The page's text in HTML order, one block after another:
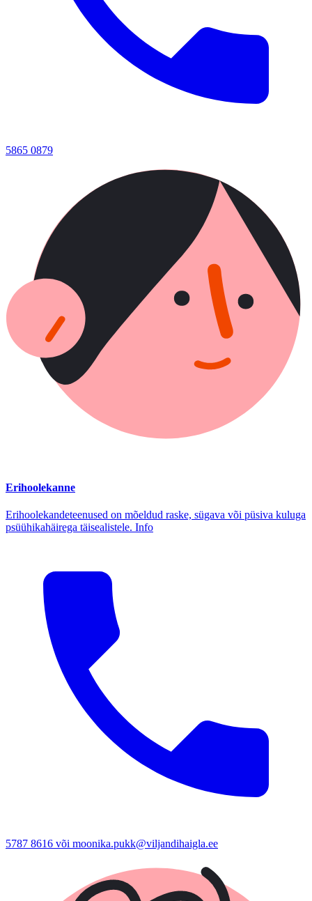
5865 0879
Erihoolekanne
Erihoolekandeteenused on mõeldud raske, sügava või püsiva kuluga
psüühikahäirega täisealistele. Info
5787 8616 või moonika.pukk@viljandihaigla.ee